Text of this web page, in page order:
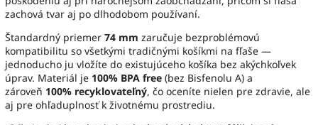
zachová tvar aj po dlhodobom používaní.
Štandardný priemer 74 mm zaručuje bezproblémovú
kompatibilitu so všetkými tradičnými košíkmi na fľaše —
jednoducho ju vložíte do existujúceho košíka bez akýchkoľvek
úprav. Materiál je 100% BPA free (bez Bisfenolu A) a
zároveň 100% recyklovateľný, čo oceníte nielen pre zdravie, ale
aj pre ohľaduplnosť k životnému prostrediu.